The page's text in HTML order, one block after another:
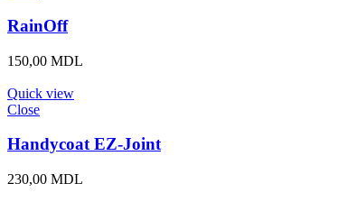
RainOff
150,00 MDL
Quick view
Close
Handycoat EZ-Joint
230,00 MDL